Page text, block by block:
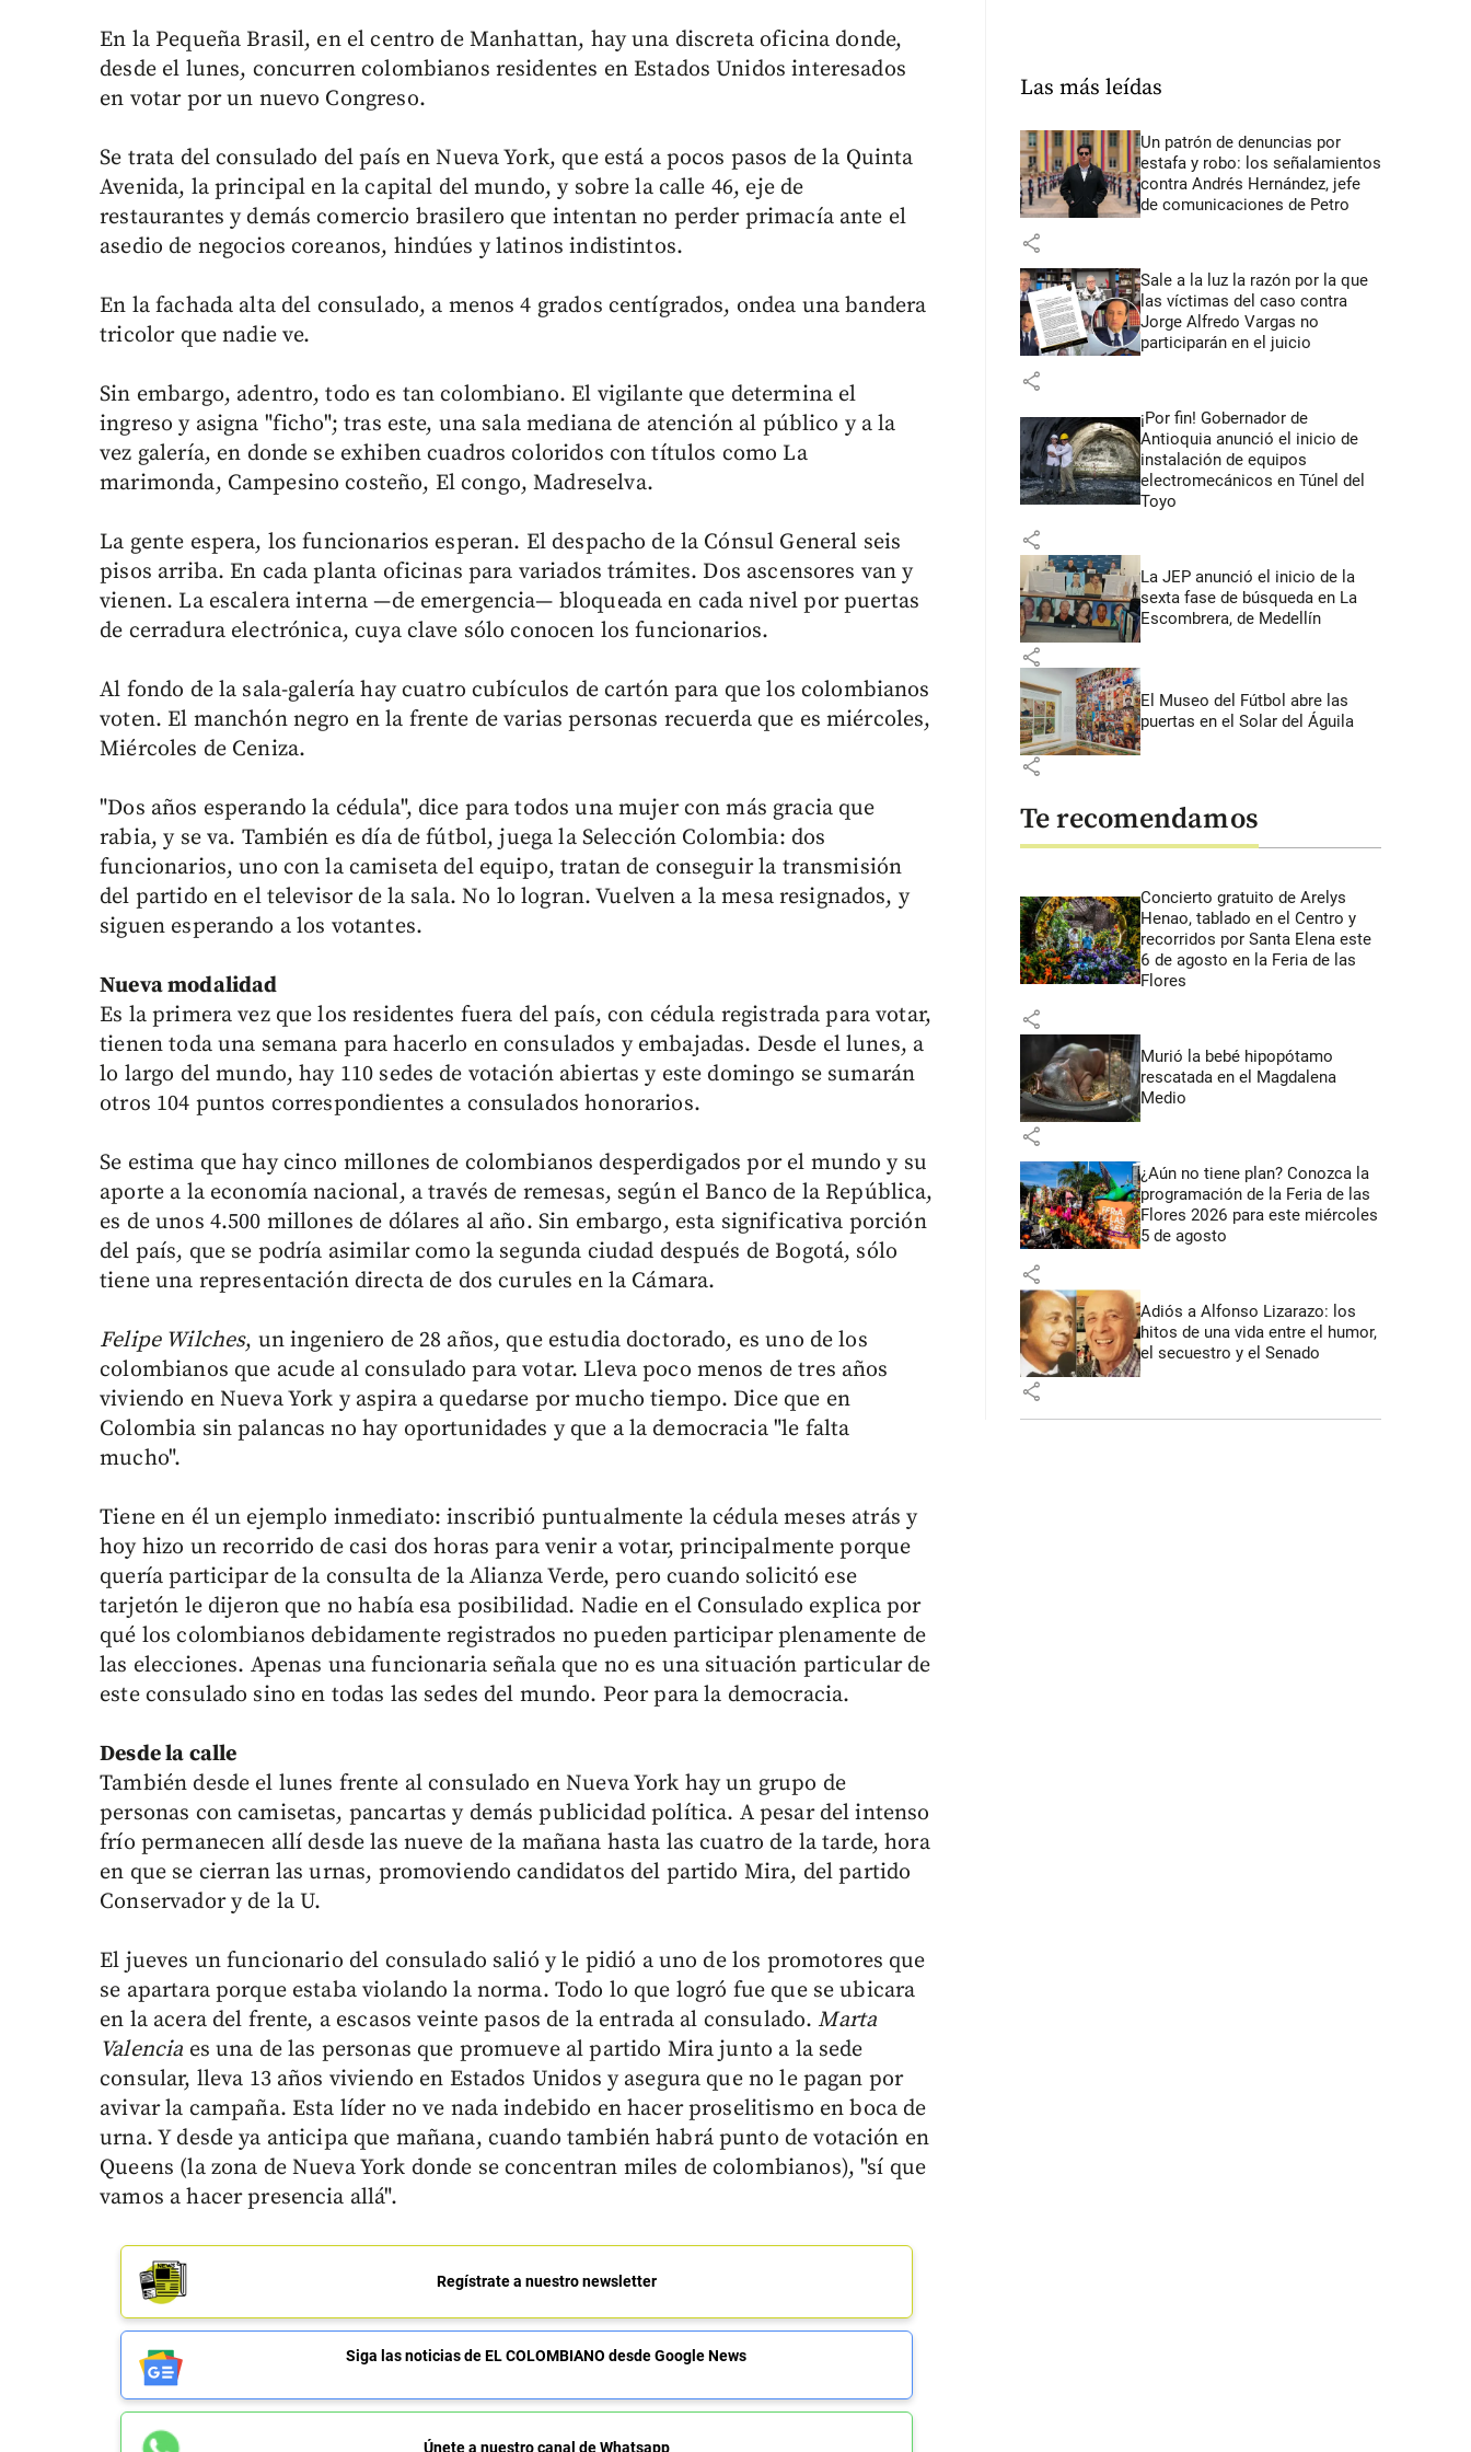
En la Pequeña Brasil, en el centro de Manhattan, hay una discreta oficina donde,
desde el lunes, concurren colombianos residentes en Estados Unidos interesados
en votar por un nuevo Congreso.
Se trata del consulado del país en Nueva York, que está a pocos pasos de la Quinta
Avenida, la principal en la capital del mundo, y sobre la calle 46, eje de
restaurantes y demás comercio brasilero que intentan no perder primacía ante el
asedio de negocios coreanos, hindúes y latinos indistintos.
En la fachada alta del consulado, a menos 4 grados centígrados, ondea una bandera
tricolor que nadie ve.
Sin embargo, adentro, todo es tan colombiano. El vigilante que determina el
ingreso y asigna "ficho"; tras este, una sala mediana de atención al público y a la
vez galería, en donde se exhiben cuadros coloridos con títulos como La
marimonda, Campesino costeño, El congo, Madreselva.
La gente espera, los funcionarios esperan. El despacho de la Cónsul General seis
pisos arriba. En cada planta oficinas para variados trámites. Dos ascensores van y
vienen. La escalera interna —de emergencia— bloqueada en cada nivel por puertas
de cerradura electrónica, cuya clave sólo conocen los funcionarios.
Al fondo de la sala-galería hay cuatro cubículos de cartón para que los colombianos
voten. El manchón negro en la frente de varias personas recuerda que es miércoles,
Miércoles de Ceniza.
"Dos años esperando la cédula", dice para todos una mujer con más gracia que
rabia, y se va. También es día de fútbol, juega la Selección Colombia: dos
funcionarios, uno con la camiseta del equipo, tratan de conseguir la transmisión
del partido en el televisor de la sala. No lo logran. Vuelven a la mesa resignados, y
siguen esperando a los votantes.
Nueva modalidad
Es la primera vez que los residentes fuera del país, con cédula registrada para votar,
tienen toda una semana para hacerlo en consulados y embajadas. Desde el lunes, a
lo largo del mundo, hay 110 sedes de votación abiertas y este domingo se sumarán
otros 104 puntos correspondientes a consulados honorarios.
Se estima que hay cinco millones de colombianos desperdigados por el mundo y su
aporte a la economía nacional, a través de remesas, según el Banco de la República,
es de unos 4.500 millones de dólares al año. Sin embargo, esta significativa porción
del país, que se podría asimilar como la segunda ciudad después de Bogotá, sólo
tiene una representación directa de dos curules en la Cámara.
Felipe Wilches, un ingeniero de 28 años, que estudia doctorado, es uno de los
colombianos que acude al consulado para votar. Lleva poco menos de tres años
viviendo en Nueva York y aspira a quedarse por mucho tiempo. Dice que en
Colombia sin palancas no hay oportunidades y que a la democracia "le falta
mucho".
Tiene en él un ejemplo inmediato: inscribió puntualmente la cédula meses atrás y
hoy hizo un recorrido de casi dos horas para venir a votar, principalmente porque
quería participar de la consulta de la Alianza Verde, pero cuando solicitó ese
tarjetón le dijeron que no había esa posibilidad. Nadie en el Consulado explica por
qué los colombianos debidamente registrados no pueden participar plenamente de
las elecciones. Apenas una funcionaria señala que no es una situación particular de
este consulado sino en todas las sedes del mundo. Peor para la democracia.
Desde la calle
También desde el lunes frente al consulado en Nueva York hay un grupo de
personas con camisetas, pancartas y demás publicidad política. A pesar del intenso
frío permanecen allí desde las nueve de la mañana hasta las cuatro de la tarde, hora
en que se cierran las urnas, promoviendo candidatos del partido Mira, del partido
Conservador y de la U.
El jueves un funcionario del consulado salió y le pidió a uno de los promotores que
se apartara porque estaba violando la norma. Todo lo que logró fue que se ubicara
en la acera del frente, a escasos veinte pasos de la entrada al consulado. Marta
Valencia es una de las personas que promueve al partido Mira junto a la sede
consular, lleva 13 años viviendo en Estados Unidos y asegura que no le pagan por
avivar la campaña. Esta líder no ve nada indebido en hacer proselitismo en boca de
urna. Y desde ya anticipa que mañana, cuando también habrá punto de votación en
Queens (la zona de Nueva York donde se concentran miles de colombianos), "sí que
vamos a hacer presencia allá".
Regístrate a nuestro newsletter
Siga las noticias de EL COLOMBIANO desde Google News
Únete a nuestro canal de Whatsapp
Las más leídas
Un patrón de denuncias por
estafa y robo: los señalamientos
contra Andrés Hernández, jefe
de comunicaciones de Petro
share
Sale a la luz la razón por la que
las víctimas del caso contra
Jorge Alfredo Vargas no
participarán en el juicio
share
¡Por fin! Gobernador de
Antioquia anunció el inicio de
instalación de equipos
electromecánicos en Túnel del
Toyo
share
La JEP anunció el inicio de la
sexta fase de búsqueda en La
Escombrera, de Medellín
share
El Museo del Fútbol abre las
puertas en el Solar del Águila
share
Te recomendamos
Concierto gratuito de Arelys
Henao, tablado en el Centro y
recorridos por Santa Elena este
6 de agosto en la Feria de las
Flores
share
Murió la bebé hipopótamo
rescatada en el Magdalena
Medio
share
¿Aún no tiene plan? Conozca la
programación de la Feria de las
Flores 2026 para este miércoles
5 de agosto
share
Adiós a Alfonso Lizarazo: los
hitos de una vida entre el humor,
el secuestro y el Senado
share